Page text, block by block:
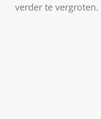
verder te vergroten.